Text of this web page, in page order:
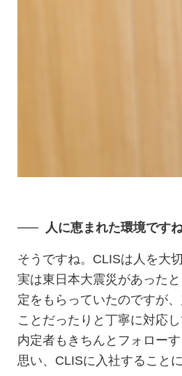
人に恵まれた環境ですね
そうですね。CLISは人を大
実は東日本大震災があった
定をもらっていたのですが
ことだったりと丁寧に対応し
内定者もきちんとフォロー
思い、CLISに入社すること